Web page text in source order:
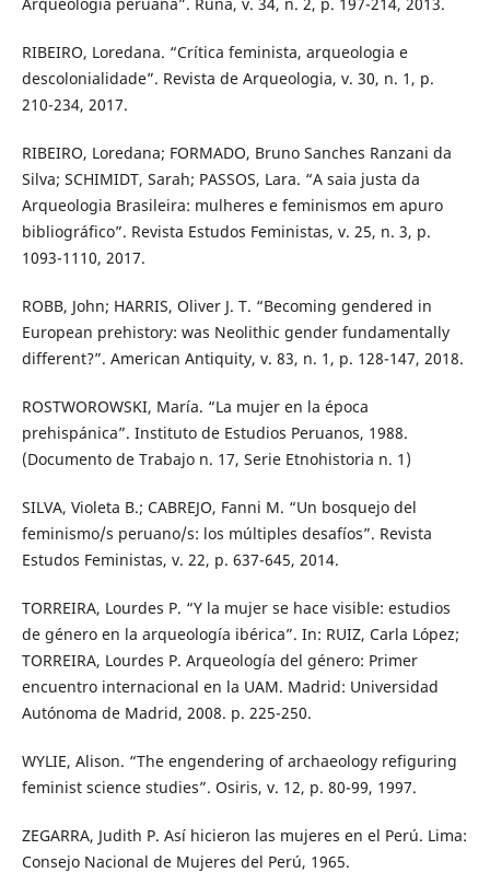
RIBEIRO, Loredana. “Crítica feminista, arqueologia e
descolonialidade”. Revista de Arqueologia, v. 30, n. 1, p.
210-234, 2017.
RIBEIRO, Loredana; FORMADO, Bruno Sanches Ranzani da
Silva; SCHIMIDT, Sarah; PASSOS, Lara. “A saia justa da
Arqueologia Brasileira: mulheres e feminismos em apuro
bibliográfico”. Revista Estudos Feministas, v. 25, n. 3, p.
1093-1110, 2017.
ROBB, John; HARRIS, Oliver J. T. “Becoming gendered in
European prehistory: was Neolithic gender fundamentally
different?”. American Antiquity, v. 83, n. 1, p. 128-147, 2018.
ROSTWOROWSKI, María. “La mujer en la época
prehispánica”. Instituto de Estudios Peruanos, 1988.
(Documento de Trabajo n. 17, Serie Etnohistoria n. 1)
SILVA, Violeta B.; CABREJO, Fanni M. “Un bosquejo del
feminismo/s peruano/s: los múltiples desafíos”. Revista
Estudos Feministas, v. 22, p. 637-645, 2014.
TORREIRA, Lourdes P. “Y la mujer se hace visible: estudios
de género en la arqueología ibérica”. In: RUIZ, Carla López;
TORREIRA, Lourdes P. Arqueología del género: Primer
encuentro internacional en la UAM. Madrid: Universidad
Autónoma de Madrid, 2008. p. 225-250.
WYLIE, Alison. “The engendering of archaeology refiguring
feminist science studies”. Osiris, v. 12, p. 80-99, 1997.
ZEGARRA, Judith P. Así hicieron las mujeres en el Perú. Lima:
Consejo Nacional de Mujeres del Perú, 1965.